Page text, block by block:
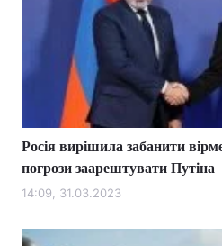
Росія вирішила забанити
погрози заарештувати Путіна
14:09, 31.03.2023